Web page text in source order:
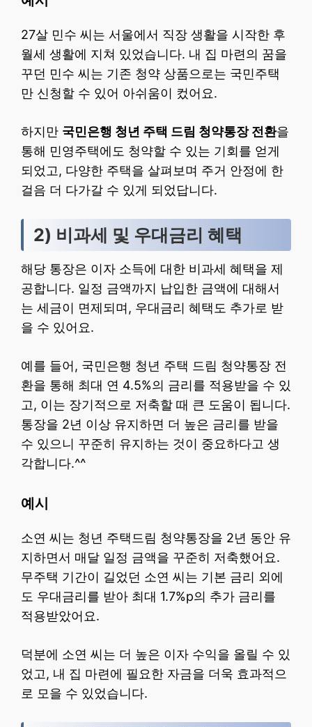
27살 민수 씨는 서울에서 직장 생활을 시작한 후
월세 생활에 지쳐 있었습니다. 내 집 마련의 꿈을
꾸던 민수 씨는 기존 청약 상품으로는 국민주택
만 신청할 수 있어 아쉬움이 컸어요.
하지만 국민은행 청년 주택 드림 청약통장 전환을
통해 민영주택에도 청약할 수 있는 기회를 얻게
되었고, 다양한 주택을 살펴보며 주거 안정에 한
걸음 더 다가갈 수 있게 되었답니다.
2) 비과세 및 우대금리 혜택
해당 통장은 이자 소득에 대한 비과세 혜택을 제
공합니다. 일정 금액까지 납입한 금액에 대해서
는 세금이 면제되며, 우대금리 혜택도 추가로 받
을 수 있어요.
예를 들어, 국민은행 청년 주택 드림 청약통장 전
환을 통해 최대 연 4.5%의 금리를 적용받을 수 있
고, 이는 장기적으로 저축할 때 큰 도움이 됩니다.
통장을 2년 이상 유지하면 더 높은 금리를 받을
수 있으니 꾸준히 유지하는 것이 중요하다고 생
각합니다.^^
예시
소연 씨는 청년 주택드림 청약통장을 2년 동안 유
지하면서 매달 일정 금액을 꾸준히 저축했어요.
무주택 기간이 길었던 소연 씨는 기본 금리 외에
도 우대금리를 받아 최대 1.7%p의 추가 금리를
적용받았어요.
덕분에 소연 씨는 더 높은 이자 수익을 올릴 수 있
었고, 내 집 마련에 필요한 자금을 더욱 효과적으
로 모을 수 있었습니다.